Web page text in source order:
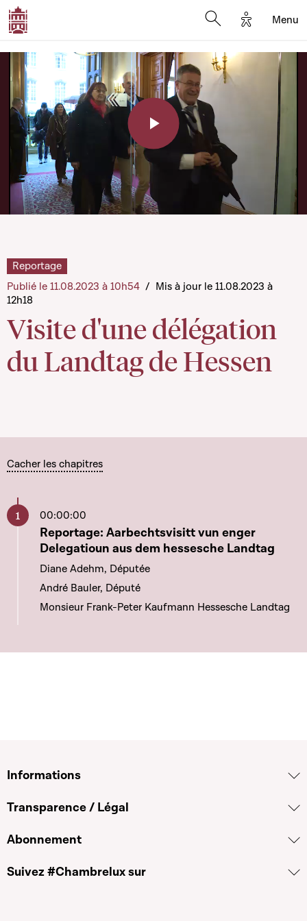
Options
Menu
Play
Video
Visite d'une délégation
du Landtag de Hessen
Reportage
Publié le 11.08.2023 à 10h54 / Mis à jour le 11.08.2023 à
12h18
Cacher les chapitres
00:00:00
Aller à ce chapitre
Reportage: Aarbechtsvisitt vun enger
Delegatioun aus dem hessesche Landtag
Diane Adehm, Députée
André Bauler, Député
Monsieur Frank-Peter Kaufmann Hessesche Landtag
Informations
Transparence / Légal
Abonnement
Suivez #Chambrelux sur